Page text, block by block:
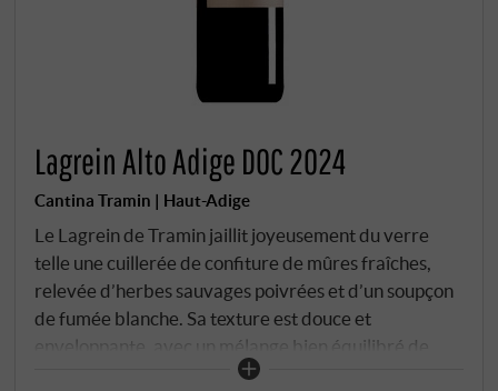
Lagrein Alto Adige DOC 2024
Cantina Tramin | Haut-Adige
Le Lagrein de Tramin jaillit joyeusement du verre
telle une cuillerée de confiture de mûres fraîches,
relevée d’herbes sauvages poivrées et d’un soupçon
de fumée blanche. Sa texture est douce et
enveloppante, avec un mélange bien équilibré de
fruits des bois, de notes minérales et de tanins